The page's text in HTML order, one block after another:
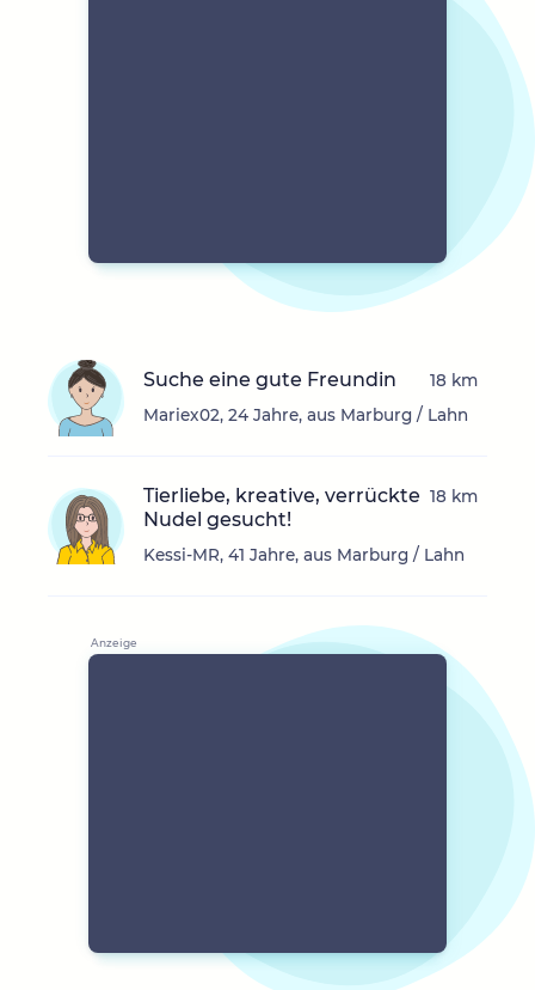
Suche eine gute Freundin
Mariex02, 24 Jahre, aus Marburg / Lahn
18 km
Tierliebe, kreative, verrückte
Nudel gesucht!
Kessi-MR, 41 Jahre, aus Marburg / Lahn
18 km